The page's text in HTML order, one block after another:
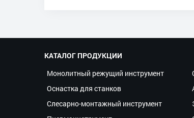
КАТАЛОГ ПРОДУКЦИИ
Монолитный режущий инструмент
Оснастка для станков
Слесарно-монтажный инструмент